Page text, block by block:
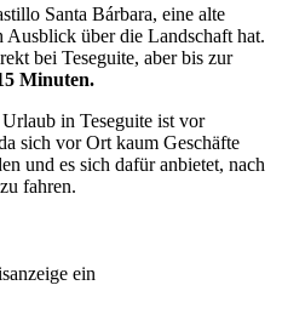
Santa Bárbara, eine alte
Ausblick über die Landschaft hat.
bei Teseguite, aber bis zur
Minuten.
in Teseguite ist vor
sich vor Ort kaum Geschäfte
und es sich dafür anbietet, nach
fahren.
ein